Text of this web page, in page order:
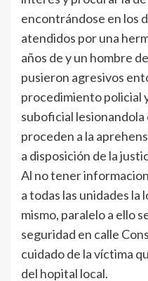
encontrándose en los
atendidos por una
años de y un hombre
pusieron agresivos
procedimiento policial
suboficial
proceden a la
a disposición de la
Al no tener
a todas las unidades la
mismo, paralelo a ello
seguridad en calle
cuidado de la víctima
del hopital local.